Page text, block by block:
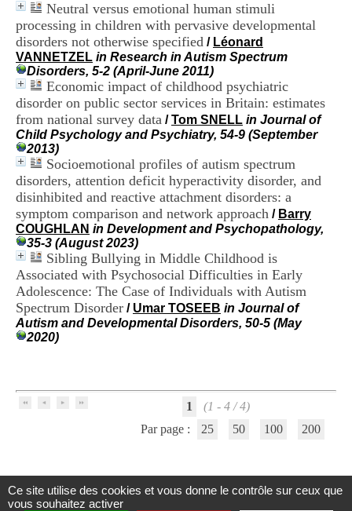
Neutral versus emotional human stimuli
processing in children with pervasive developmental
disorders not otherwise specified / Léonard
VANNETZEL in Research in Autism Spectrum
Disorders, 5-2 (April-June 2011)
Economic impact of childhood psychiatric
disorder on public sector services in Britain: estimates
from national survey data /Tom SNELL in Journal of
Child Psychology and Psychiatry, 54-9 (September
2013)
Socioemotional profiles of autism spectrum
disorders, attention deficit hyperactivity disorder, and
disinhibited and reactive attachment disorders: a
symptom comparison and network approach / Barry
COUGHLAN in Development and Psychopathology,
35-3 (August 2023)
Sibling Bullying in Middle Childhood is
Associated with Psychosocial Difficulties in Early
Adolescence: The Case of Individuals with Autism
Spectrum Disorder / Umar TOSEEB in Journal of
Autism and Developmental Disorders, 50-5 (May
2020)
1
(1 - 4 / 4)
Par page :
25 50 100 200
Centre d'Information et de Documentation
e
D
o
c
u
m
e
n
t
a
i
o
n
u
C
R
A
R
h
ô
n
p
t
r
e
Ce site utilise des cookies et vous donne le contrôle sur ceux que
vous souhaitez activer